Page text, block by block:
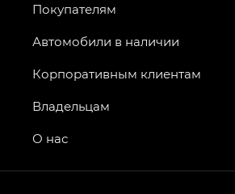
Покупателям
Автомобили в наличии
Корпоративным клиентам
Владельцам
О нас